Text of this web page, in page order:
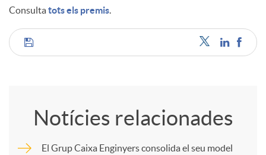
u
t
Consultatots els premis.
C
m
Notícies relacionades
El Grup Caixa Enginyers consolida el seu model